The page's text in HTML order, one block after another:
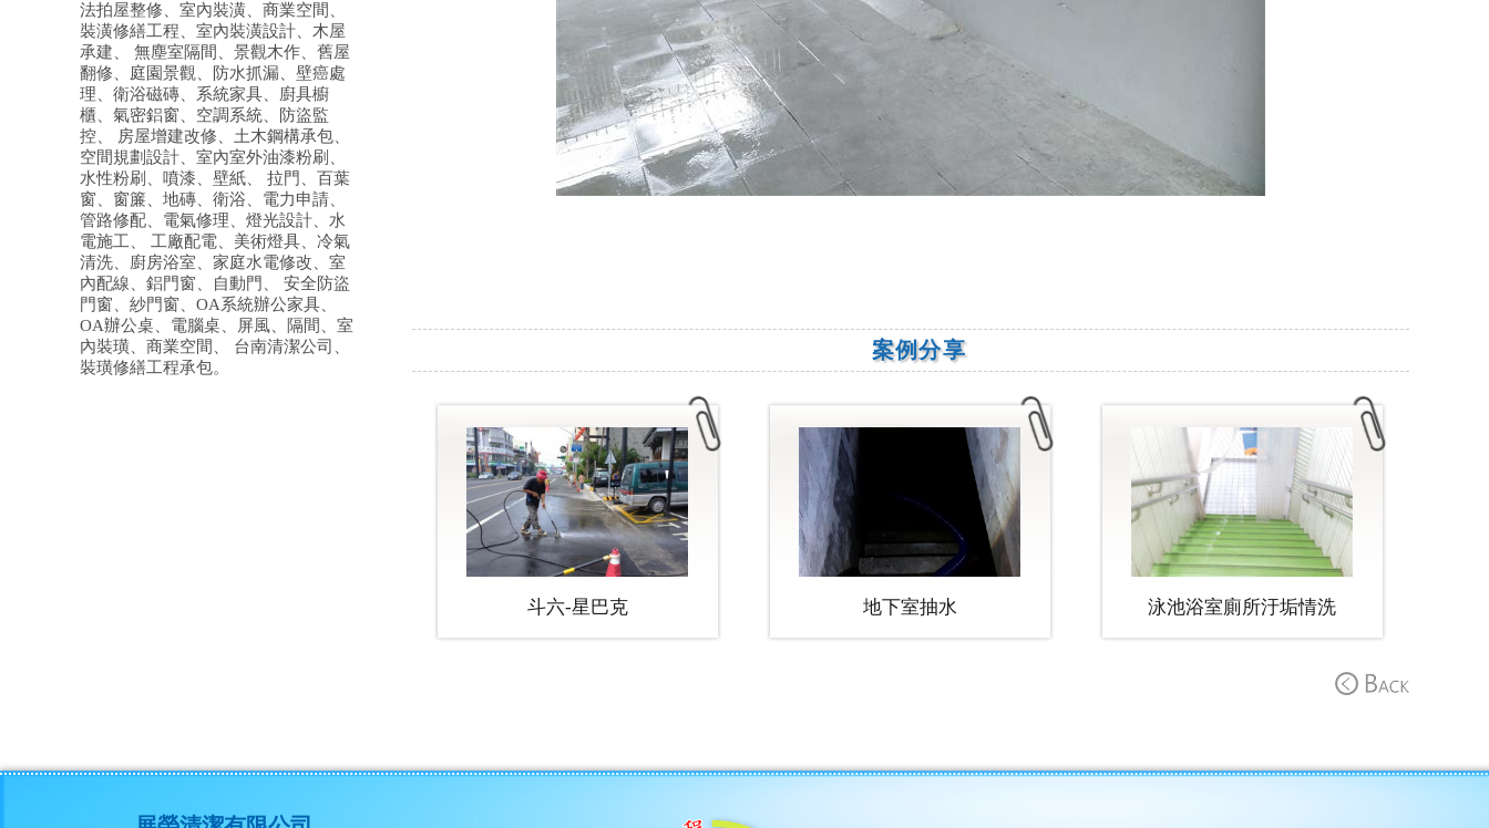
法拍屋整修、室內裝潢、商業空間、
裝潢修繕工程、室內裝潢設計、木屋
承建、 無塵室隔間、景觀木作、舊屋
翻修、庭園景觀、防水抓漏、壁癌處
理、衛浴磁磚、系統家具、廚具櫥
櫃、氣密鋁窗、空調系統、防盜監
控、 房屋增建改修、土木鋼構承包、
空間規劃設計、室內室外油漆粉刷、
水性粉刷、噴漆、壁紙、 拉門、百葉
窗、窗簾、地磚、衛浴、電力申請、
管路修配、電氣修理、燈光設計、水
電施工、 工廠配電、美術燈具、冷氣
清洗、廚房浴室、家庭水電修改、室
內配線、鋁門窗、自動門、 安全防盜
門窗、紗門窗、OA系統辦公家具、
OA辦公桌、電腦桌、屏風、隔間、室
內裝璜、商業空間、 台南清潔公司、
裝璜修繕工程承包。